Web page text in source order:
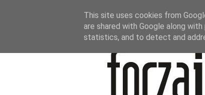
This site uses cookies from
are shared with Google along
statistics, and to detect and